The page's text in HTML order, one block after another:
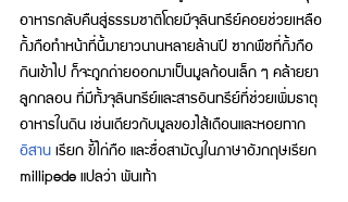
อาหารกลับคืนสู่ธรรมชาติโดยมีจุลินทรีย์คอยช่วยเหลือ
กิ้งกือทำหน้าที่นี้มายาวนานหลายล้านปี ซากพืชที่กิ้งกือ
กินเข้าไป ก็จะถูกถ่ายออกมาเป็นมูลก้อนเล็ก ๆ คล้ายยา
ลูกกลอน ที่มีทั้งจุลินทรีย์และสารอินทรีย์ที่ช่วยเพิ่มธาตุ
อาหารในดิน เช่นเดียวกับมูลของไส้เดือนและหอยทาก
อิสานเรียก ขี้ไก่กือ และชื่อสามัญในภาษาอังกฤษเรียก
millipede แปลว่า พันเท้า